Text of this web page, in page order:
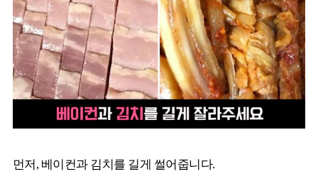
먼저, 베이컨과 김치를 길게 썰어줍니다.